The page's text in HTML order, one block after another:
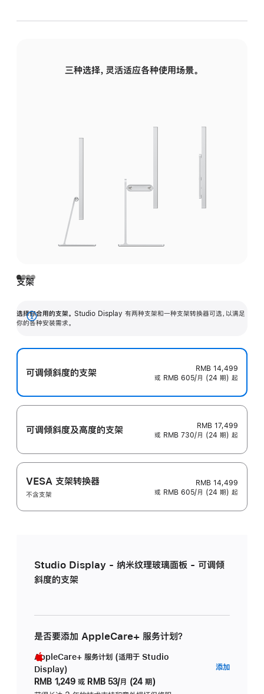
三种选择，灵活适应各种使用场景。
支架
选择你合用的支架。 Studio Display 有两种支架和一种支架转换器可选，以满足
你的各种安装需求。
展
可调倾斜度的支架
RMB 14,499
或 RMB 605/月 (24 期) 起
可调倾斜度及高‍度的支‍架
RMB 17,499
或 RMB 730/月 (24 期) 起
VESA 支架转换器
不含支架
RMB 14,499
或 RMB 605/月 (24 期) 起
Studio Display - 纳米纹理玻璃面板 - 可调倾
斜度的支架
是否要添加 AppleCare+ 服务计划？
AppleCare+ 服务计划 (适用于 Studio
Display)
RMB 1,249 或 RMB 53/月 (24 期)
添加